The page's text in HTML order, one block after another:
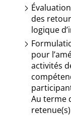
des
logique
pour
activités
Au terme